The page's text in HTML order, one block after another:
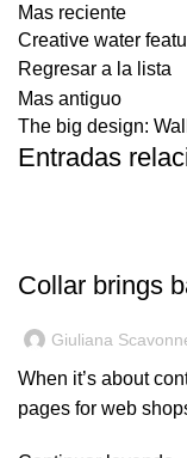
Mas reciente
Creative water
Regresar a la lista
Mas antiguo
The big design:
Entradas
Collar brings
Giuliana
When it’s about
pages for web